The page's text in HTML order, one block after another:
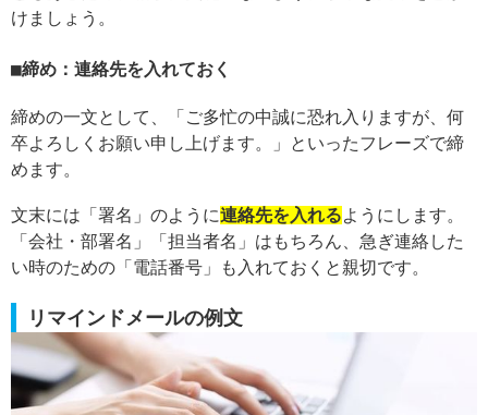
けましょう。
締め：連絡先を入れておく
締めの一文として、「ご多忙の中誠に恐れ入りますが、何
卒よろしくお願い申し上げます。」といったフレーズで締
めます。
文末には「署名」のように連絡先を入れるようにします。
「会社・部署名」「担当者名」はもちろん、急ぎ連絡した
い時のための「電話番号」も入れておくと親切です。
リマインドメールの例文